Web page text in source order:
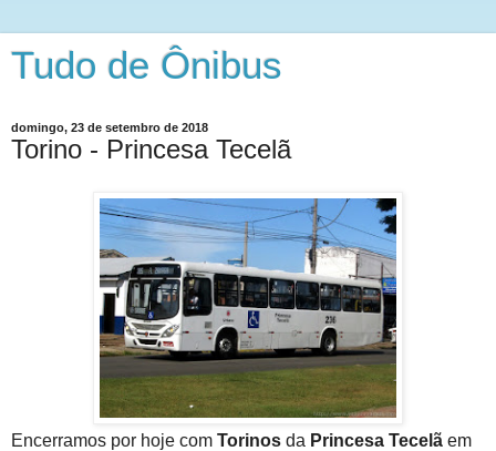
Tudo de Ônibus
domingo, 23 de setembro de 2018
Torino - Princesa Tecelã
Encerramos por hoje com Torinos da Princesa Tecelã em